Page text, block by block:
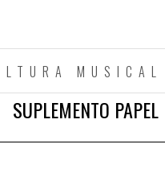
SUPLEMENTO PAPEL